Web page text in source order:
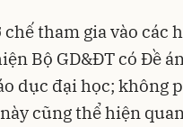
chế tham gia vào các
Bộ GD&ĐT có Đề
dục đại học; không
cũng thể hiện